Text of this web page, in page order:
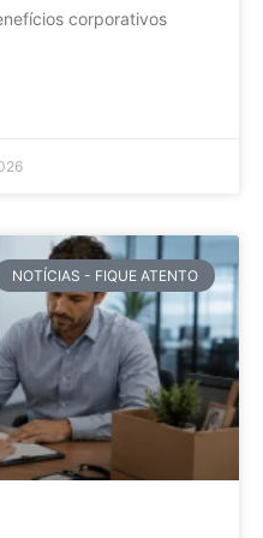
corporativos
NOTÍCIAS - FIQUE ATENTO